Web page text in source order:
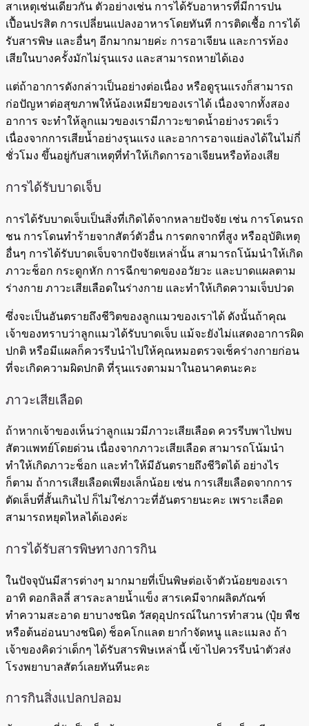
สาเหตุเช่นเดียวกัน ตัวอย่างเช่น การได้รับอาหารที่มีการปน
เปื้อนปรสิต การเปลี่ยนแปลงอาหารโดยทันที การติดเชื้อ การได้
รับสารพิษ และอื่นๆ อีกมากมายค่ะ การอาเจียน และการท้อง
เสียในบางครั้งมักไม่รุนแรง และสามารถหายได้เอง
แต่ถ้าอาการดังกล่าวเป็นอย่างต่อเนื่อง หรือดูรุนแรงก็สามารถ
ก่อปัญหาต่อสุขภาพให้น้องเหมียวของเราได้ เนื่องจากทั้งสอง
อาการ จะทำให้ลูกแมวของเรามีภาวะขาดน้ำอย่างรวดเร็ว
เนื่องจากการเสียน้ำอย่างรุนแรง และอาการอาจแย่ลงได้ในไม่กี่
ชั่วโมง ขึ้นอยู่กับสาเหตุที่ทำให้เกิดการอาเจียนหรือท้องเสีย
การได้รับบาดเจ็บ
การได้รับบาดเจ็บเป็นสิ่งที่เกิดได้จากหลายปัจจัย เช่น การโดนรถ
ชน การโดนทำร้ายจากสัตว์ตัวอื่น การตกจากที่สูง หรืออุบัติเหตุ
อื่นๆ การได้รับบาดเจ็บจากปัจจัยเหล่านั้น สามารถโน้มนำให้เกิด
ภาวะช็อก กระดูกหัก การฉีกขาดของอวัยวะ และบาดแผลตาม
ร่างกาย ภาวะเสียเลือดในร่างกาย และทำให้เกิดความเจ็บปวด
ซึ่งจะเป็นอันตรายถึงชีวิตของลูกแมวของเราได้ ดังนั้นถ้าคุณ
เจ้าของทราบว่าลูกแมวได้รับบาดเจ็บ แม้จะยังไม่แสดงอาการผิด
ปกติ หรือมีแผลก็ควรรีบนำไปให้คุณหมอตรวจเช็คร่างกายก่อน
ที่จะเกิดความผิดปกติ ที่รุนแรงตามมาในอนาคตนะคะ
ภาวะเสียเลือด
ถ้าหากเจ้าของเห็นว่าลูกแมวมีภาวะเสียเลือด ควรรีบพาไปพบ
สัตวแพทย์โดยด่วน เนื่องจากภาวะเสียเลือด สามารถโน้มนำ
ทำให้เกิดภาวะช็อก และทำให้มีอันตรายถึงชีวิตได้ อย่างไร
ก็ตาม ถ้าการเสียเลือดเพียงเล็กน้อย เช่น การเสียเลือดจากการ
ตัดเล็บที่สั้นเกินไป ก็ไม่ใช่ภาวะที่อันตรายนะคะ เพราะเลือด
สามารถหยุดไหลได้เองค่ะ
การได้รับสารพิษทางการกิน
ในปัจจุบันมีสารต่างๆ มากมายที่เป็นพิษต่อเจ้าตัวน้อยของเรา
อาทิ ดอกลิลลี่ สารละลายน้ำแข็ง สารเคมีจากผลิตภัณฑ์
ทำความสะอาด ยาบางชนิด วัสดุอุปกรณ์ในการทำสวน (ปุ๋ย พืช
หรือต้นอ่อนบางชนิด) ช็อคโกแลต ยากำจัดหนู และแมลง ถ้า
เจ้าของคิดว่าเด็กๆ ได้รับสารพิษเหล่านี้ เข้าไปควรรีบนำตัวส่ง
โรงพยาบาลสัตว์เลยทันทีนะคะ
การกินสิ่งแปลกปลอม